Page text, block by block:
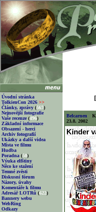
Úvodní stránka
TolkienCon 2026 >>
Články, zprávy (567)
Nejnovější fotografie
Vaše recenze (496)
Základní informace
Obsazení - herci
Archiv fotografií
Ukázky a další videa
Místa ve filmu
Hudba
Poradna (50)
Výuka elfštiny
Něco ke stažení
Temné zvěsti
Diskusní fórum
Názory, úvahy
Komentáře k filmu
Adresář LOTRů (622)
Bannery webu
WebRing
Odkazy
[
Belcarnen
23.8. 2002
Kinder